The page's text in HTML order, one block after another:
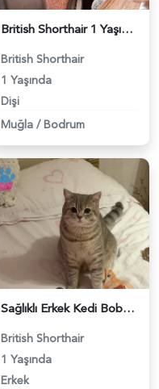
British Shorthair 1 Yaşında Eş Arıyor - 118984662
British Shorthair
1 Yaşında
Dişi
Muğla / Bodrum
Sağlıklı Erkek Kedi Bobi’ye Eş Aranıyor - 118984657
British Shorthair
1 Yaşında
Erkek